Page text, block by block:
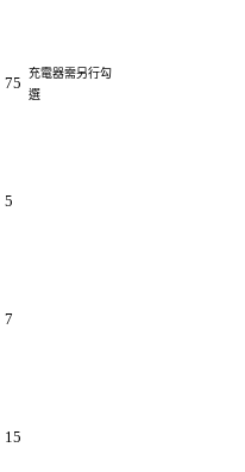
75
充電器需另行勾
選
5
7
15